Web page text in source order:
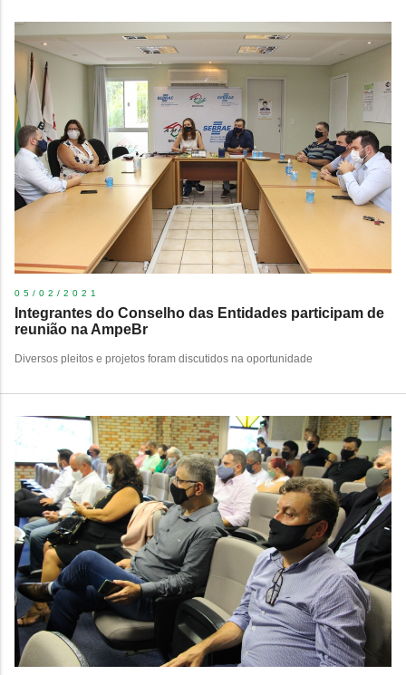
05/02/2021
Integrantes do Conselho das Entidades participam de
reunião na AmpeBr
Diversos pleitos e projetos foram discutidos na oportunidade